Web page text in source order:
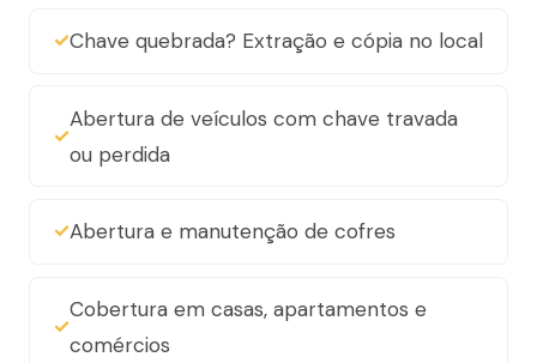
Chave quebrada? Extração e cópia no local
Abertura de veículos com chave travada
ou perdida
Abertura e manutenção de cofres
Cobertura em casas, apartamentos e
comércios